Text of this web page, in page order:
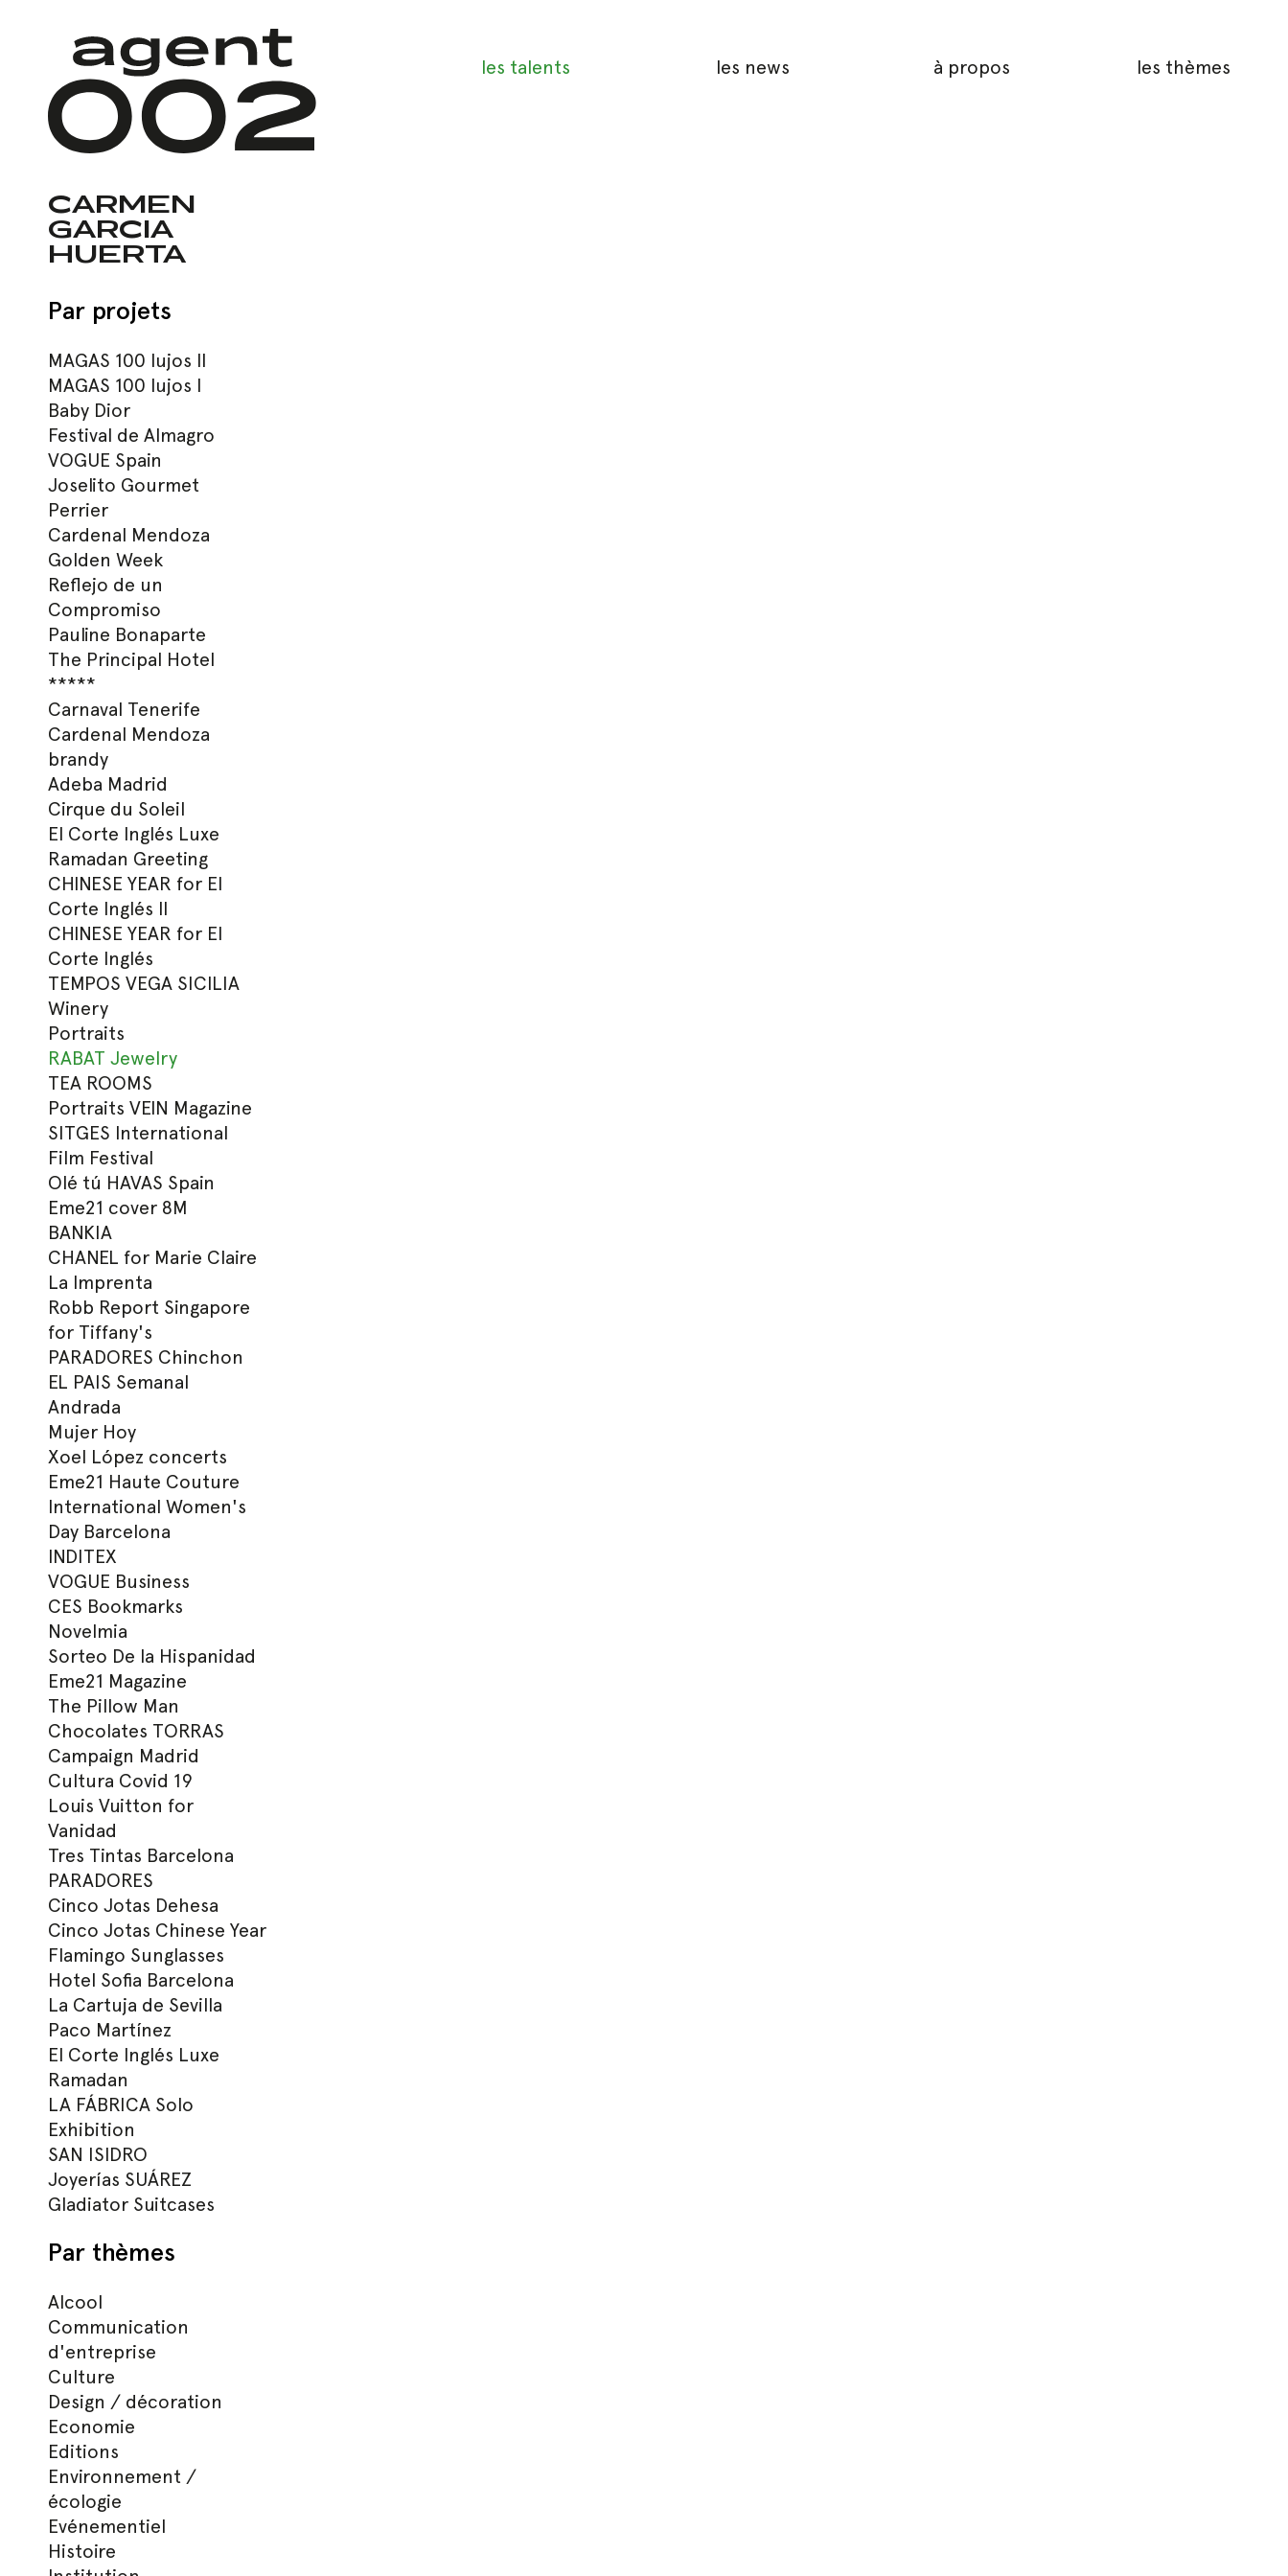
Hit enter to search or ESC to close
les talents les news à propos les thèmes
CARMEN
GARCIA
HUERTA
Par projets
MAGAS 100 lujos II
MAGAS 100 lujos I
Baby Dior
Festival de Almagro
VOGUE Spain
Joselito Gourmet
Perrier
Cardenal Mendoza
Golden Week
Reflejo de un
Compromiso
Pauline Bonaparte
The Principal Hotel
*****
Carnaval Tenerife
Cardenal Mendoza
brandy
Adeba Madrid
Cirque du Soleil
El Corte Inglés Luxe
Ramadan Greeting
CHINESE YEAR for El
Corte Inglés II
CHINESE YEAR for El
Corte Inglés
TEMPOS VEGA SICILIA
Winery
Portraits
RABAT Jewelry
TEA ROOMS
Portraits VEIN Magazine
SITGES International
Film Festival
Olé tú HAVAS Spain
Eme21 cover 8M
BANKIA
CHANEL for Marie Claire
La Imprenta
Robb Report Singapore
for Tiffany's
PARADORES Chinchon
EL PAIS Semanal
Andrada
Mujer Hoy
Xoel López concerts
Eme21 Haute Couture
International Women's
Day Barcelona
INDITEX
VOGUE Business
CES Bookmarks
Novelmia
Sorteo De la Hispanidad
Eme21 Magazine
The Pillow Man
Chocolates TORRAS
Campaign Madrid
Cultura Covid 19
Louis Vuitton for
Vanidad
Tres Tintas Barcelona
PARADORES
Cinco Jotas Dehesa
Cinco Jotas Chinese Year
Flamingo Sunglasses
Hotel Sofia Barcelona
La Cartuja de Sevilla
Paco Martínez
El Corte Inglés Luxe
Ramadan
LA FÁBRICA Solo
Exhibition
SAN ISIDRO
Joyerías SUÁREZ
Gladiator Suitcases
Par thèmes
Alcool
Communication
d'entreprise
Culture
Design / décoration
Economie
Editions
Environnement /
écologie
Evénementiel
Histoire